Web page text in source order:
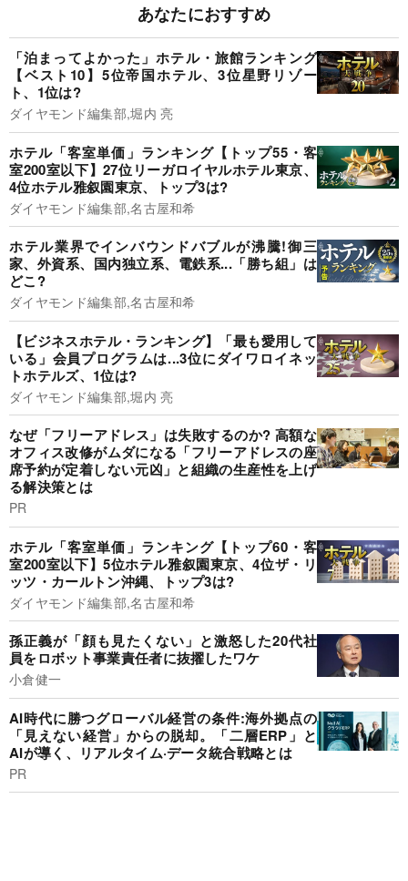
あなたにおすすめ
「泊まってよかった」ホテル・旅館ランキング
【ベスト10】5位帝国ホテル、3位星野リゾー
ト、1位は?
ダイヤモンド編集部,堀内 亮
ホテル「客室単価」ランキング【トップ55・客
室200室以下】27位リーガロイヤルホテル東京、
4位ホテル雅叙園東京、トップ3は?
ダイヤモンド編集部,名古屋和希
ホテル業界でインバウンドバブルが沸騰!御三
家、外資系、国内独立系、電鉄系...「勝ち組」は
どこ?
ダイヤモンド編集部,名古屋和希
【ビジネスホテル・ランキング】「最も愛用して
いる」会員プログラムは...3位にダイワロイネッ
トホテルズ、1位は?
ダイヤモンド編集部,堀内 亮
なぜ「フリーアドレス」は失敗するのか? 高額な
オフィス改修がムダになる「フリーアドレスの座
席予約が定着しない元凶」と組織の生産性を上げ
る解決策とは
PR
ホテル「客室単価」ランキング【トップ60・客
室200室以下】5位ホテル雅叙園東京、4位ザ・リ
ッツ・カールトン沖縄、トップ3は?
ダイヤモンド編集部,名古屋和希
孫正義が「顔も見たくない」と激怒した20代社
員をロボット事業責任者に抜擢したワケ
小倉健一
AI時代に勝つグローバル経営の条件:海外拠点の
「見えない経営」からの脱却。「二層ERP」と
AIが導く、リアルタイム·データ統合戦略とは
PR